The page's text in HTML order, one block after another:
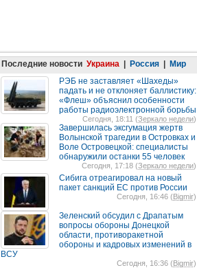
Последние новости Украина Россия
Мир
РЭБ не заставляет «Шахеды»
падать и не отклоняет баллистику:
«Флеш» объяснил особенности
работы радиоэлектронной борьбы
Сегодня, 18:11 (Зеркало недели)
Завершилась эксгумация жертв
Волынской трагедии в Островках и
Воле Островецкой: специалисты
обнаружили останки 55 человек
Сегодня, 17:18 (Зеркало недели)
Сибига отреагировал на новый
пакет санкций ЕС против России
Сегодня, 16:46 (Bigmir)
Зеленский обсудил с Драпатым
вопросы обороны Донецкой
области, противоракетной
обороны и кадровых изменений в
ВСУ
Сегодня, 16:36 (Bigmir)